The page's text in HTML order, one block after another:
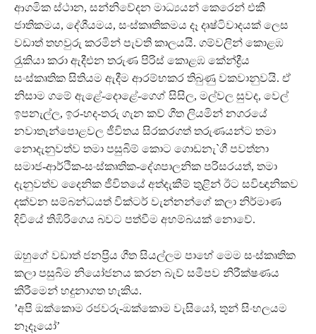
ආගමික ස්ථාන, සන්නිවේදන මාධ්‍යයන් කෙරෙන් එකී
ජාතිකමය, දේශීයමය, සංස්කෘතිකමය දෑ දෘෂ්ටිවාදයක් ලෙස
වඩාත් තහවුරු කරමින් පැවති කාලයයි. ගම්වලින් කොළඹ
රැුකියා කරා ඇදීඑන තරුණ පිරිස් කොළඹ කේන්ද්‍රීය
සංස්කෘතික සිතියම ඇදීම ආරම්භකර තිබුණු වකවානුවයි. ඒ
නිසාම ගමේ ඇළේ-දොළේ-ගෙග් සිසිල, මල්වල සුවද, වෙල්
ඉපනැල්ල, ඉර-හද-තරු ගැන කව් ගීත ලියමින් නගරයේ
නවාතැන්පොළවල ජීවිතය සිරකරගත් තරුණයන්ට තමා
නොදැනුවත්ව තමා පසුබිම් කොට ගොඩනැ`ගී පවත්නා
සමාජ-ආර්ථික-සංස්කෘතික-දේශපාලනික පරිසරයත්, තමා
දැනුවත්ව දෛනික ජීවිතයේ අත්දැකීම් තුළින් ඊට සවිඥානිකව
දක්වන සම්බන්ධයත් වික්ටර් වැන්නන්ගේ කලා නිර්මාණ
දිවියේ තිඹිරිගෙය බවට පත්වීම අහම්බයක් නොවේ.
ඔහුගේ වඩාත් ජනප‍්‍රිය ගීත සියල්ලම පාහේ මෙම සංස්කෘතික
කලා පසුබිම නියෝජනය කරන බැව් සමීපව නිරීක්ෂණය
කිරීමෙන් හදුනාගත හැකිය.
’අපි ඔක්කොම රජවරු-ඔක්කොම වැසියෝ, තුන් සිංහලයම
නෑදෑයෝ’